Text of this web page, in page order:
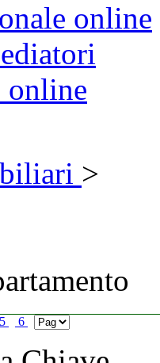
online
>
5 6